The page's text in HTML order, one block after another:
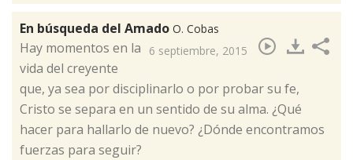
En búsqueda del Amado O. Cobas
6 septiembre, 2015
Hay momentos en la
vida del creyente
que, ya sea por disciplinarlo o por probar su fe,
Cristo se separa en un sentido de su alma. ¿Qué
hacer para hallarlo de nuevo? ¿Dónde encontramos
fuerzas para seguir?